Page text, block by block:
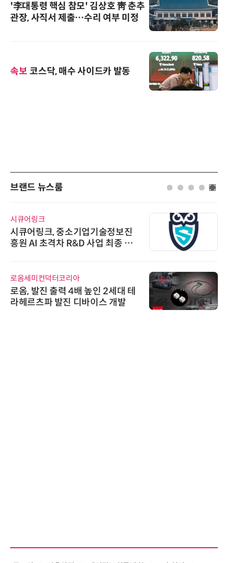
'李대통령 핵심 참모' 김상호 靑 춘추
관장, 사직서 제출…수리 여부 미정
속보 코스닥, 매수 사이드카 발동
브랜드 뉴스룸
시큐어링크
시큐어링크, 중소기업기술정보진
흥원 AI 초격차 R&D 사업 최종 선
로옴세미컨덕터코리아
로옴, 발진 출력 4배 높인 2세대 테
라헤르츠파 발진 디바이스 개발